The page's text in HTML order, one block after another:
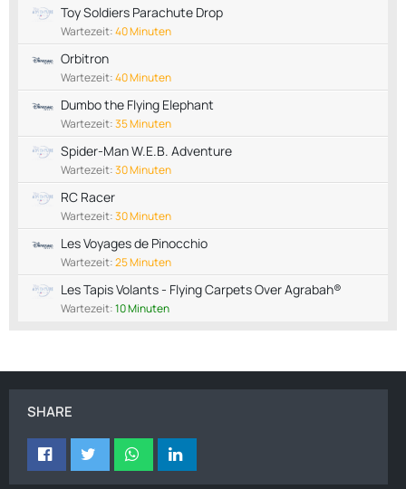
Toy Soldiers Parachute Drop
Wartezeit:40 Minuten
Orbitron
Wartezeit:40 Minuten
Dumbo the Flying Elephant
Wartezeit:35 Minuten
Spider-Man W.E.B. Adventure
Wartezeit:30 Minuten
RC Racer
Wartezeit:30 Minuten
Les Voyages de Pinocchio
Wartezeit:25 Minuten
Les Tapis Volants - Flying Carpets Over Agrabah®
Wartezeit:10 Minuten
SHARE